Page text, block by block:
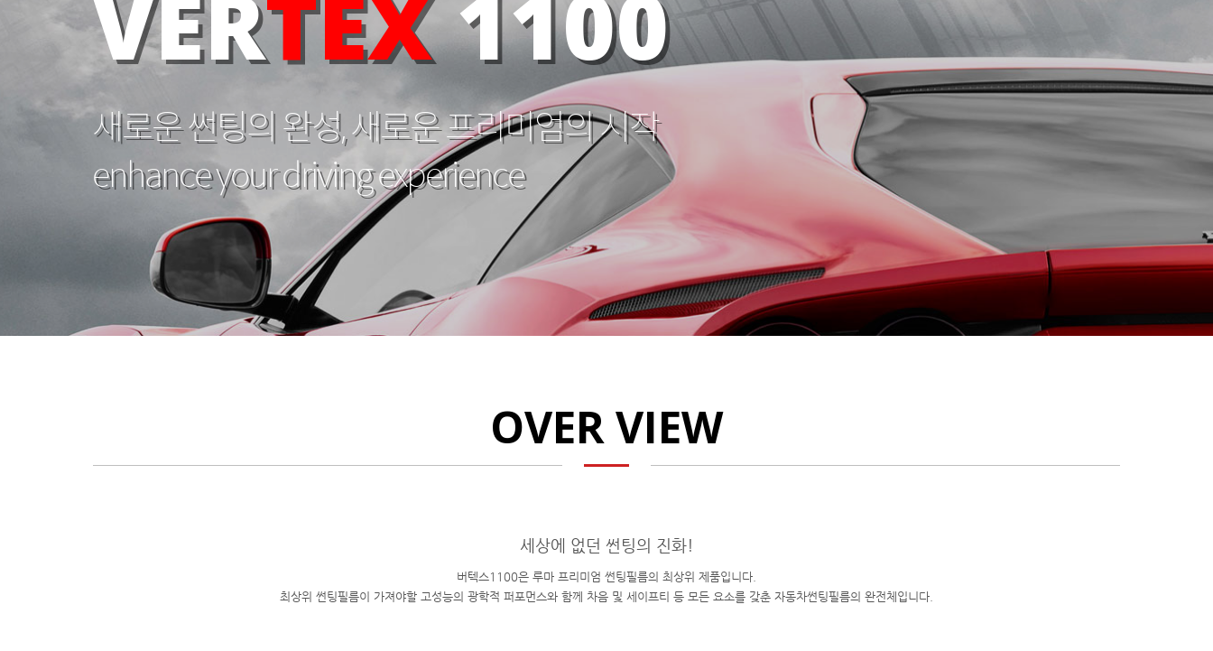
새로운 썬팅의 완성, 새로운 프리미엄의 시작
enhance your driving experience
OVER VIEW
세상에 없던 썬팅의 진화!
버텍스1100은 루마 프리미엄 썬팅필름의 최상위 제품입니다.
최상위 썬팅필름이 가져야할 고성능의 광학적 퍼포먼스와 함께 차음 및 세이프티 등 모든 요소를 갖춘 자동차썬팅필름의 완전체입니다.